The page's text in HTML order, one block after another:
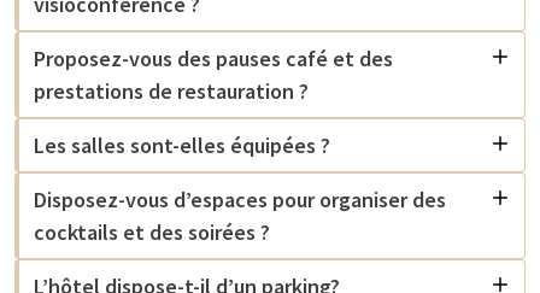
Proposez-vous des pauses café et des
prestations de restauration ?
Les salles sont-elles équipées ?
Disposez-vous d’espaces pour organiser des
cocktails et des soirées ?
L’hôtel dispose-t-il d’un parking?